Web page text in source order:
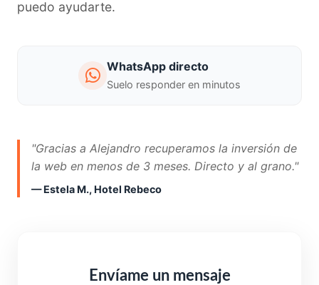
puedo ayudarte.
WhatsApp directo
Suelo responder en minutos
"Gracias a Alejandro recuperamos la inversión de
la web en menos de 3 meses. Directo y al grano."
— Estela M., Hotel Rebeco
Envíame un mensaje